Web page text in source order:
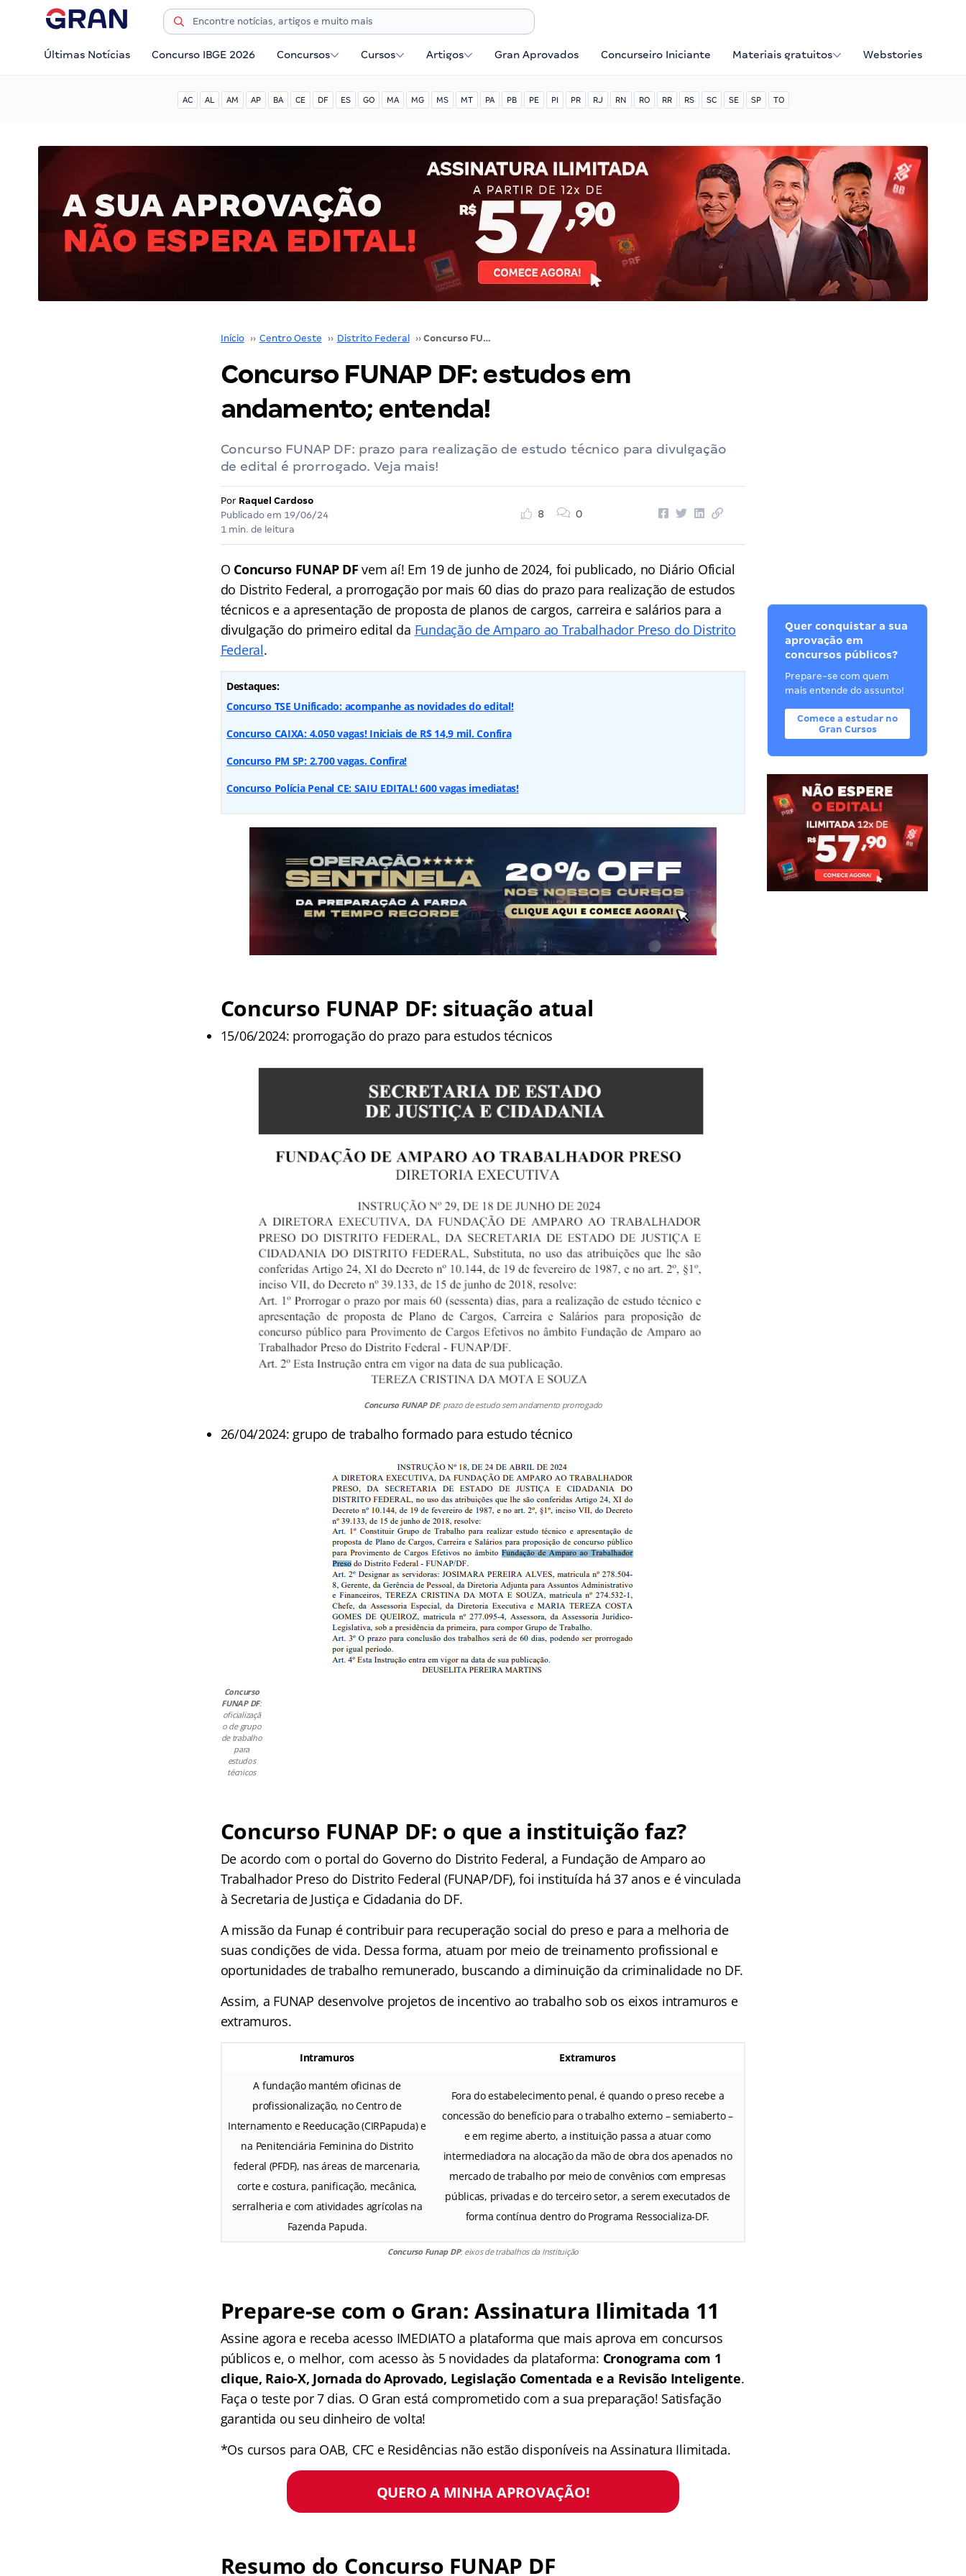
Últimas Notícias Concurso IBGE 2026 Concursos Cursos Artigos Gran Aprovados Concurseiro Iniciante Materiais gratuitos Webstories
AC AL AM AP BA CE DF ES GO MA MG MS MT PA PB PE PI PR RJ RN RO RR RS SC SE SP TO
Início ›› Centro Oeste ›› Distrito Federal ›› Concurso FUNAP DF: estudos em andamento; entenda!
Concurso FUNAP DF: estudos em
andamento; entenda!
Concurso FUNAP DF: prazo para realização de estudo técnico para divulgação
de edital é prorrogado. Veja mais!
Por Raquel Cardoso
Publicado em 19/06/24
1 min. de leitura
8 0
O Concurso FUNAP DF vem aí! Em 19 de junho de 2024, foi publicado, no Diário Oficial
do Distrito Federal, a prorrogação por mais 60 dias do prazo para realização de estudos
técnicos e a apresentação de proposta de planos de cargos, carreira e salários para a
divulgação do primeiro edital da Fundação de Amparo ao Trabalhador Preso do Distrito
Federal.
Destaques:
Concurso TSE Unificado: acompanhe as novidades do edital!
Concurso CAIXA: 4.050 vagas! Iniciais de R$ 14,9 mil. Confira
Concurso PM SP: 2.700 vagas. Confira!
Concurso Polícia Penal CE: SAIU EDITAL! 600 vagas imediatas!
Concurso FUNAP DF: situação atual
15/06/2024: prorrogação do prazo para estudos técnicos
Concurso FUNAP DF: prazo de estudo sem andamento prorrogado
26/04/2024: grupo de trabalho formado para estudo técnico
Concurso
FUNAP DF:
oficializaçã
o de grupo
de trabalho
para
estudos
técnicos
Concurso FUNAP DF: o que a instituição faz?
De acordo com o portal do Governo do Distrito Federal, a Fundação de Amparo ao
Trabalhador Preso do Distrito Federal (FUNAP/DF), foi instituída há 37 anos e é vinculada
à Secretaria de Justiça e Cidadania do DF.
A missão da Funap é contribuir para recuperação social do preso e para a melhoria de
suas condições de vida. Dessa forma, atuam por meio de treinamento profissional e
oportunidades de trabalho remunerado, buscando a diminuição da criminalidade no DF.
Assim, a FUNAP desenvolve projetos de incentivo ao trabalho sob os eixos intramuros e
extramuros.
Intramuros Extramuros
A fundação mantém oficinas de
profissionalização, no Centro de
Internamento e Reeducação (CIRPapuda) e
na Penitenciária Feminina do Distrito
federal (PFDF), nas áreas de marcenaria,
corte e costura, panificação, mecânica,
serralheria e com atividades agrícolas na
Fazenda Papuda.
Fora do estabelecimento penal, é quando o preso recebe a
concessão do benefício para o trabalho externo – semiaberto –
e em regime aberto, a instituição passa a atuar como
intermediadora na alocação da mão de obra dos apenados no
mercado de trabalho por meio de convênios com empresas
públicas, privadas e do terceiro setor, a serem executados de
forma contínua dentro do Programa Ressocializa-DF.
Concurso Funap DP: eixos de trabalhos da Instituição
Prepare-se com o Gran: Assinatura Ilimitada 11
Assine agora e receba acesso IMEDIATO a plataforma que mais aprova em concursos
públicos e, o melhor, com acesso às 5 novidades da plataforma: Cronograma com 1
clique, Raio-X, Jornada do Aprovado, Legislação Comentada e a Revisão Inteligente.
Faça o teste por 7 dias. O Gran está comprometido com a sua preparação! Satisfação
garantida ou seu dinheiro de volta!
*Os cursos para OAB, CFC e Residências não estão disponíveis na Assinatura Ilimitada.
QUERO A MINHA APROVAÇÃO!
Resumo do Concurso FUNAP DF
Quer conquistar a sua
aprovação em
concursos públicos?
Prepare-se com quem
mais entende do assunto!
Comece a estudar no
Gran Cursos